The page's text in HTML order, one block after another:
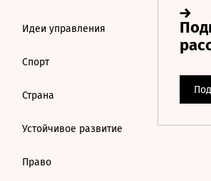
Идеи управления
Спорт
Страна
Устойчивое развитие
Право